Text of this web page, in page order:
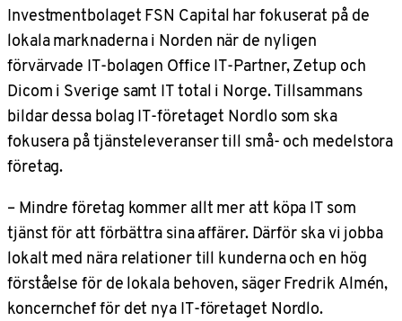
Investmentbolaget FSN Capital har fokuserat på de
lokala marknaderna i Norden när de nyligen
förvärvade IT-bolagen Office IT-Partner, Zetup och
Dicom i Sverige samt IT total i Norge. Tillsammans
bildar dessa bolag IT-företaget Nordlo som ska
fokusera på tjänsteleveranser till små- och medelstora
företag.
– Mindre företag kommer allt mer att köpa IT som
tjänst för att förbättra sina affärer. Därför ska vi jobba
lokalt med nära relationer till kunderna och en hög
förståelse för de lokala behoven, säger Fredrik Almén,
koncernchef för det nya IT-företaget Nordlo.